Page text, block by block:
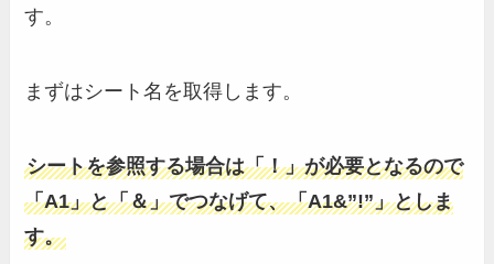
す。
まずはシート名を取得します。
シートを参照する場合は「！」が必要となるので
「A1」と「＆」でつなげて、「A1&”!”」としま
す。